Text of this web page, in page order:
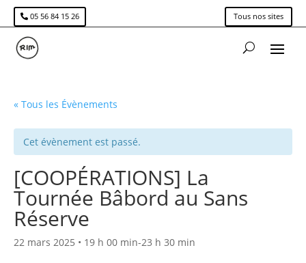
05 56 84 15 26 Tous nos sites
« Tous les Évènements
Cet évènement est passé.
[COOPÉRATIONS] La
Tournée Bâbord au Sans
Réserve
22 mars 2025 • 19 h 00 min-23 h 30 min